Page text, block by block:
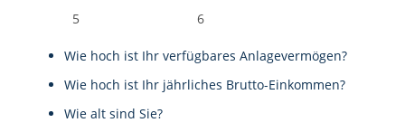
5 6
Wie hoch ist Ihr verfügbares Anlagevermögen?
Wie hoch ist Ihr jährliches Brutto-Einkommen?
Wie alt sind Sie?